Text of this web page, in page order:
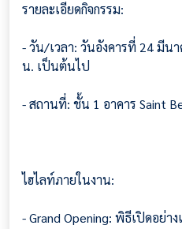
รายละเอียดกิจกรรม:
- วัน/เวลา: วันอังคารที่ 24 มีน
น. เป็นต้นไป
- สถานที่: ชั้น 1 อาคาร Saint
ไฮไลท์ภายในงาน:
- Grand Opening: พิธีเปิดอย่า